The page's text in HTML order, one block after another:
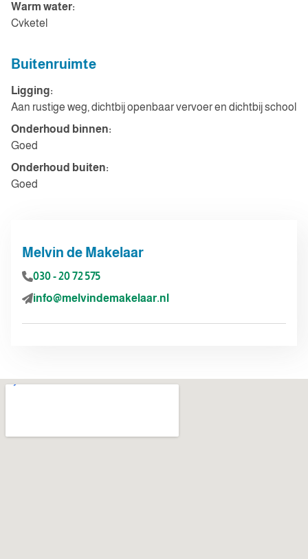
Warm water:
Cvketel
Buitenruimte
Ligging:
Aan rustige weg, dichtbij openbaar vervoer en dichtbij school
Onderhoud binnen:
Goed
Onderhoud buiten:
Goed
Melvin de Makelaar
030 - 20 72 575
info@melvindemakelaar.nl